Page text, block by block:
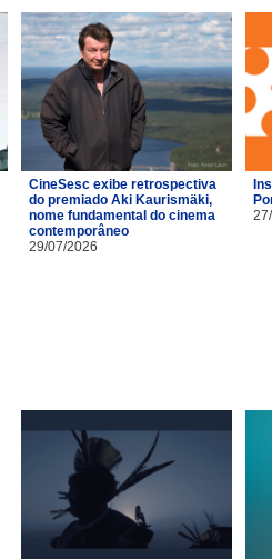
CineSesc exibe retrospectiva
do premiado Aki Kaurismäki,
nome fundamental do cinema
contemporâneo
29/07/2026